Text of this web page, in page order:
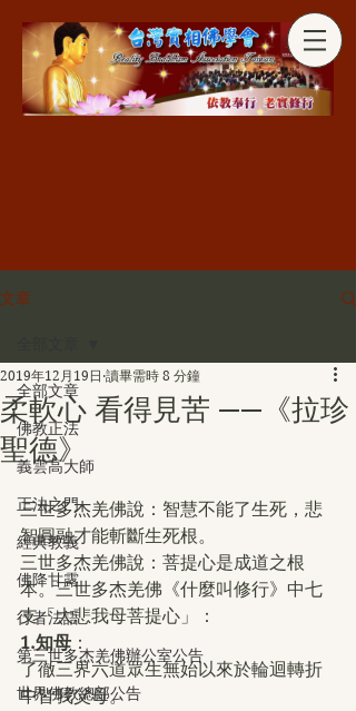
分享
文章
全部文章
佛教正法
義雲高大師
正法之門
經典教義
佛降甘露
行者法語
第三世多杰羌佛辦公室公告
世界佛教總部公告
柔軟心 看得見苦 ——《拉珍
聖德》
2019年12月19日 讀畢需時 8 分鐘
三世多杰羌佛說：智慧不能了生死，悲
智圓融才能斬斷生死根。
三世多杰羌佛說：菩提心是成道之根
本。三世多杰羌佛《什麼叫修行》中七
支「大悲我母菩提心」：
1.知母 ：
了徹三界六道眾生無始以來於輪迴轉折
中皆我父母。